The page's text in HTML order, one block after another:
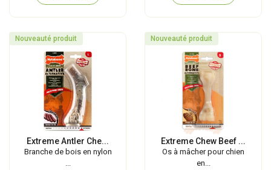
Nouveauté produit
Extreme Antler Che...
Branche de bois en nylon
Nouveauté produit
Extreme Chew Beef ...
Os à mâcher pour chien
en...